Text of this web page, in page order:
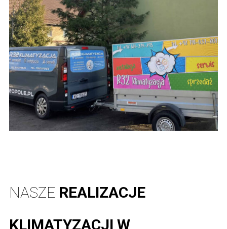
NASZE REALIZACJE
KLIMATYZACJI W